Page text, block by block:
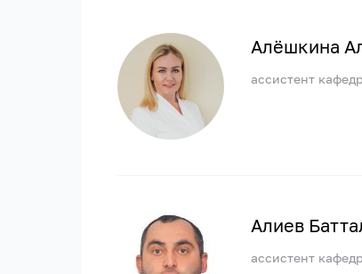
Алёшкина
ассистент
Алиев
ассистент